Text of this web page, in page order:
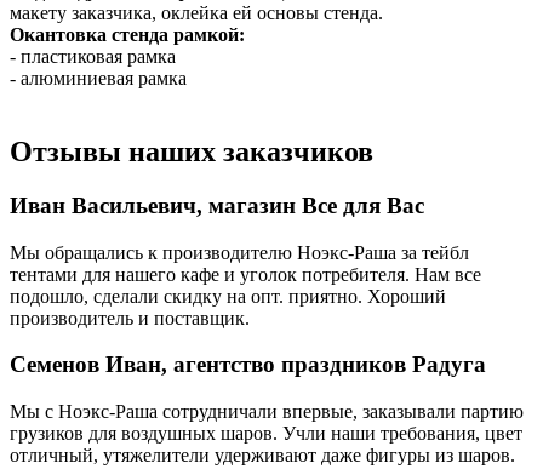
макету заказчика, оклейка ей основы стенда.
Окантовка стенда рамкой:
- пластиковая рамка
- алюминиевая рамка
Отзывы наших заказчиков
Иван Васильевич, магазин Все для Вас
Мы обращались к производителю Ноэкс-Раша за тейбл
тентами для нашего кафе и уголок потребителя. Нам все
подошло, сделали скидку на опт. приятно. Хороший
производитель и поставщик.
Семенов Иван, агентство праздников Радуга
Мы с Ноэкс-Раша сотрудничали впервые, заказывали партию
грузиков для воздушных шаров. Учли наши требования, цвет
отличный, утяжелители удерживают даже фигуры из шаров.